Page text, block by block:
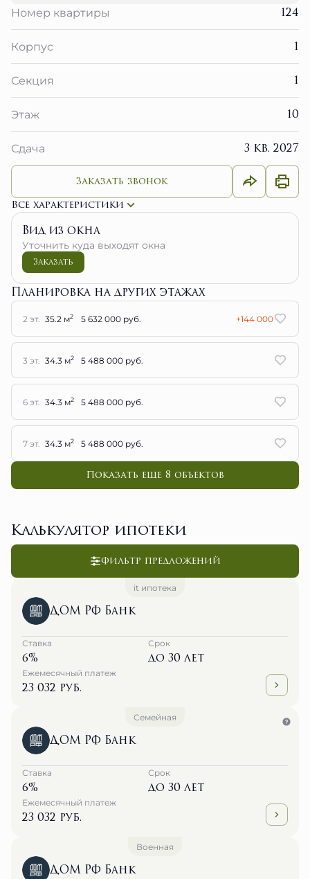
Номер квартиры
124
Корпус 1
Секция 1
Этаж 10
Сдача 3 кв. 2027
Заказать звонок
Все характеристики
Вид из окна
Уточнить куда выходят окна
Заказать
Планировка на других этажах
2 эт. 35.2 м2 5 632 000 руб. +144 000
3 эт. 34.3 м2 5 488 000 руб.
6 эт. 34.3 м2 5 488 000 руб.
7 эт. 34.3 м2 5 488 000 руб.
Показать еще 8 объектов
Калькулятор ипотеки
Фильтр предложений
it ипотека
ДОМ РФ Банк
Ставка
6%
Срок
до 30 лет
Ежемесячный платеж
23 032 руб.
Семейная
ДОМ РФ Банк
Ставка
6%
Срок
до 30 лет
Ежемесячный платеж
23 032 руб.
Военная
ДОМ РФ Банк